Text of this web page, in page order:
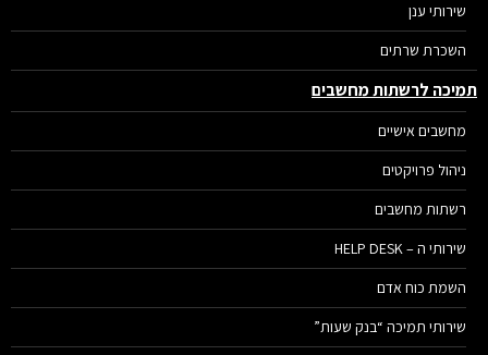
שירותי ענן
השכרת שרתים
לרשתות מחשבים
מחשבים אישיים
ניהול פרויקטים
רשתות מחשבים
שירותי ה – HELP DESK
השמת כוח אדם
שירותי תמיכה “בנק שעות”